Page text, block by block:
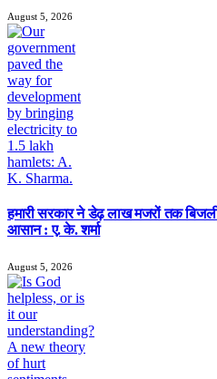
August 5, 2026
हमारी सरकार ने डेढ़ लाख मजरों तक
आसान : ए. के. शर्मा
August 5, 2026